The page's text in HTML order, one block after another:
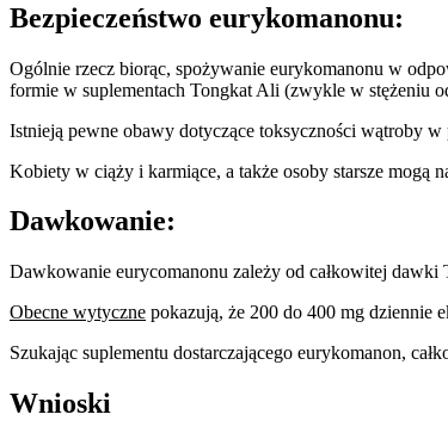
Bezpieczeństwo eurykomanonu:
Ogólnie rzecz biorąc, spożywanie eurykomanonu w
formie w suplementach Tongkat Ali (zwykle w stężeniu
Istnieją pewne obawy dotyczące toksyczności wątroby
Kobiety w ciąży i karmiące, a także osoby starsze mogą
Dawkowanie:
Dawkowanie eurycomanonu zależy od całkowitej
Obecne wytyczne pokazują, że 200 do 400 mg dziennie
Szukając suplementu dostarczającego eurykomanon,
Wnioski